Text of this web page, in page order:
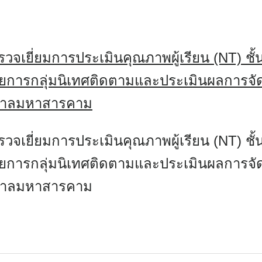
จเยี่ยมการประเมินคุณภาพผู้เรียน (NT)
การกลุ่มนิเทศติดตามและประเมินผลการ
ลมหาสารคาม
จเยี่ยมการประเมินคุณภาพผู้เรียน (NT)
การกลุ่มนิเทศติดตามและประเมินผลการ
ลมหาสารคาม